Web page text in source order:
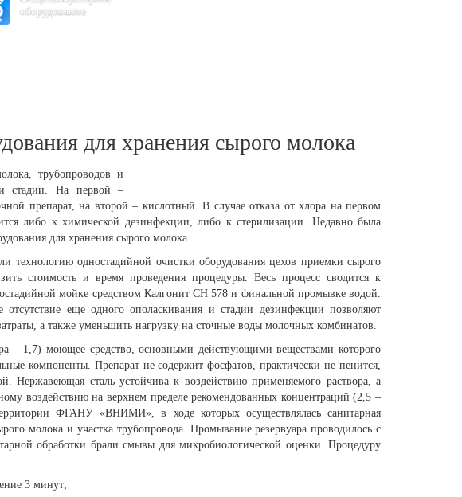
оборудование
для хранения сырого молока
трубопроводов и
стадии. На первой –
препарат, на второй – кислотный. В случае отказа от хлора на первом
либо к химической дезинфекции, либо к стерилизации. Недавно была
для хранения сырого молока.
технологию одностадийной очистки оборудования цехов приемки сырого
стоимость и время проведения процедуры. Весь процесс сводится к
мойке средством Калгонит СН 578 и финальной промывке водой.
еще одного ополаскивания и стадии дезинфекции позволяют
а также уменьшить нагрузку на сточные воды молочных комбинатов.
– 1,7) моющее средство, основными действующими веществами которого
компоненты. Препарат не содержит фосфатов, практически не пенится,
Нержавеющая сталь устойчива к воздействию применяемого раствора, а
воздействию на верхнем пределе рекомендованных концентраций (2,5 –
ФГАНУ «ВНИМИ», в ходе которых осуществлялась санитарная
молока и участка трубопровода. Промывание резервуара проводилось с
обработки брали смывы для микробиологической оценки. Процедуру
3 минут;